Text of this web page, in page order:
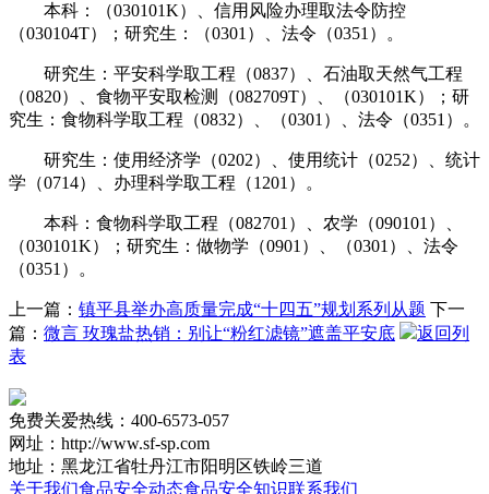
本科：（030101K）、信用风险办理取法令防控
（030104T）；研究生：（0301）、法令（0351）。
研究生：平安科学取工程（0837）、石油取天然气工程
（0820）、食物平安取检测（082709T）、（030101K）；研
究生：食物科学取工程（0832）、（0301）、法令（0351）。
研究生：使用经济学（0202）、使用统计（0252）、统计
学（0714）、办理科学取工程（1201）。
本科：食物科学取工程（082701）、农学（090101）、
（030101K）；研究生：做物学（0901）、（0301）、法令
（0351）。
上一篇： 镇平县举办高质量完成“十四五”规划系列从题 下一
篇： 微言 玫瑰盐热销：别让“粉红滤镜”遮盖平安底
返回列
表
免费关爱热线：400-6573-057
网址：http://www.sf-sp.com
地址：黑龙江省牡丹江市阳明区铁岭三道
关于我们食品安全动态食品安全知识联系我们